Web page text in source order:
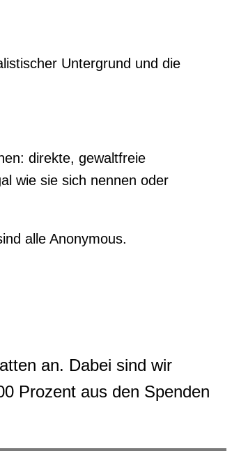
Untergrund und die
direkte, gewaltfreie
wie sie sich nennen oder
alle Anonymous.
an. Dabei sind wir
Prozent aus den Spenden